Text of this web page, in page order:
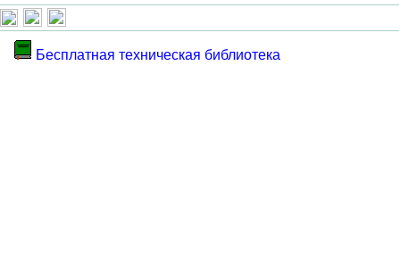
Бесплатная техническая библиотека